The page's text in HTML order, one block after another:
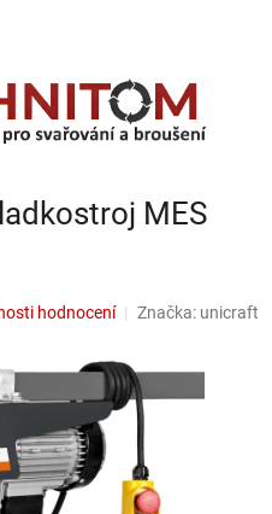
MES
hodnocení Značka: unicraft